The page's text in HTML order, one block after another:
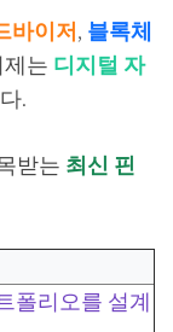
바이저, 블록체
는 디지털 자
.
받는 최신 핀
폴리오를 설계